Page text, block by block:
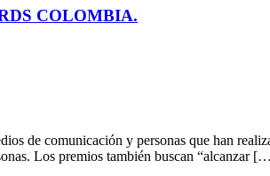
COLOMBIA.
de comunicación y personas que han
Los premios también buscan “alcanzar